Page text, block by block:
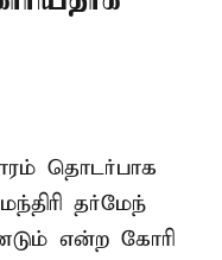
தொடர்பாக
தர்மேந்
என்ற கோரி